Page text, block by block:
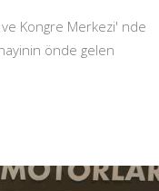
ve Kongre Merkezi' nde
önde gelen